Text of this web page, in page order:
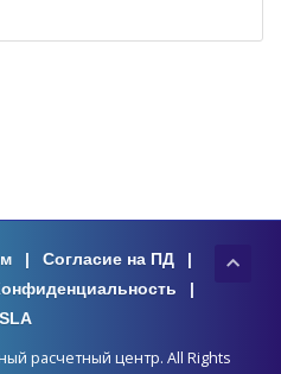
| Согласие на ПД
|
|
SLA
расчетный центр. All Rights